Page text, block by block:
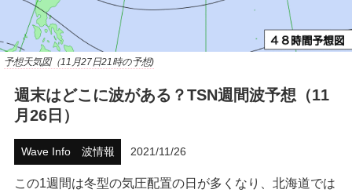
予想天気図（11月27日21時の予想)
週末はどこに波がある？TSN週間波予想（11
月26日）
Wave Info 波情報 2021/11/26
この1週間は冬型の気圧配置の日が多くなり、北海道では
ホリデースタイル
ウェストジャパン